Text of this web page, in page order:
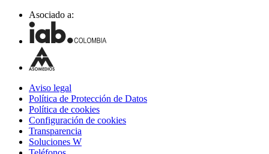
Asociado a:
Aviso legal
Política de Protección de Datos
Política de cookies
Configuración de cookies
Transparencia
Soluciones W